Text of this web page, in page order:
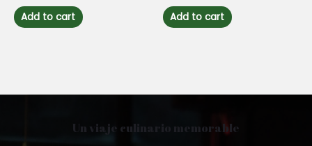
out
of
5
Add to cart
out
of
5
Add to cart
Un viaje culinario memorable